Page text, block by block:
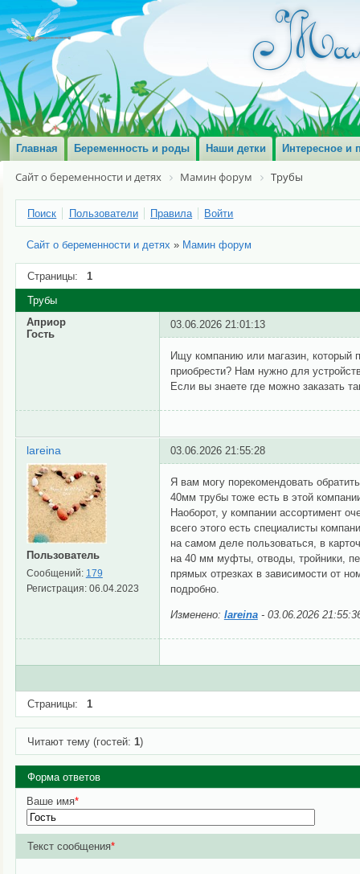
Главная Беременность и роды Наши детки Интересное и
Сайт о беременности и детях Мамин форум Трубы
Поиск Пользователи Правила Войти
Сайт о беременности и детях » Мамин форум
Страницы: 1
Трубы
Априор
Гость
03.06.2026 21:01:13
Ищу компанию или магазин, который
приобрести? Нам нужно для
Если вы знаете где можно заказать
lareina
Пользователь
Сообщений: 179
Регистрация: 06.04.2023
03.06.2026 21:55:28
Я вам могу порекомендовать
40мм трубы тоже есть в этой
Наоборот, у компании ассортимент
всего этого есть специалисты
на самом деле пользоваться, в
на 40 мм муфты, отводы, тройники,
прямых отрезках в зависимости от
подробно.
Изменено: lareina- 03.06.2026
Страницы: 1
Читают тему (гостей: 1)
Форма ответов
Ваше имя*
Текст сообщения*